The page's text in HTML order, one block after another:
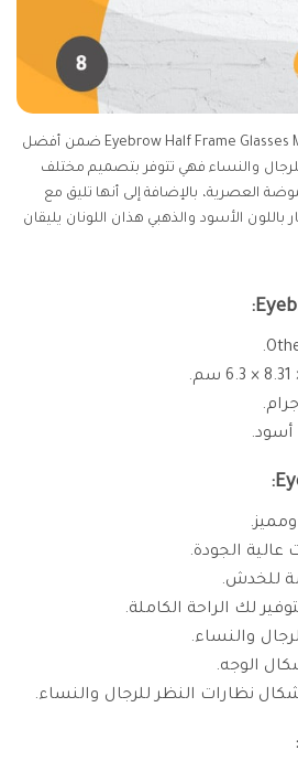
تعد شكل نظارة Eyebrow Half Frame Glasses Metrosexual ضمن أفضل
والنساء فهي تتوفر بتصميم مختلف
العصرية، بالإضافة إلى أنها تليق مع
الأسود والذهبي هذان اللونان يليقان
أسود.
الجودة.
للخدش.
لك الراحة الكاملة.
والنساء.
الوجه.
نظارات النظر للرجال والنساء.